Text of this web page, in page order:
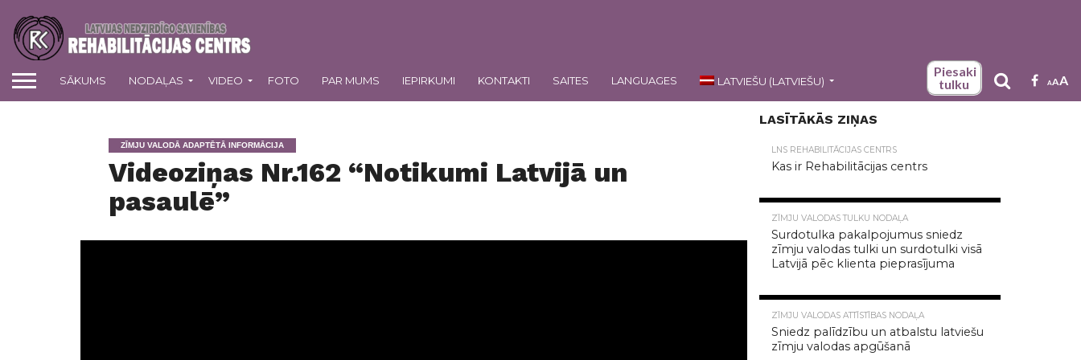
SĀKUMS NODAĻAS VIDEO FOTO PAR MUMS IEPIRKUMI KONTAKTI SAITES LANGUAGES LATVIEŠU (LATVIEŠU)
Piesaki
tulku
AAA
ZĪMJU VALODĀ ADAPTĒTĀ INFORMĀCIJA
Videoziņas Nr.162 “Notikumi Latvijā un
pasaulē”
LASĪTĀKĀS ZIŅAS
LNS REHABILITĀCIJAS CENTRS
Kas ir Rehabilitācijas centrs
ZĪMJU VALODAS TULKU NODAĻA
Surdotulka pakalpojumus sniedz
zīmju valodas tulki un surdotulki visā
Latvijā pēc klienta pieprasījuma
ZĪMJU VALODAS ATTĪSTĪBAS NODAĻA
Sniedz palīdzību un atbalstu latviešu
zīmju valodas apgūšanā